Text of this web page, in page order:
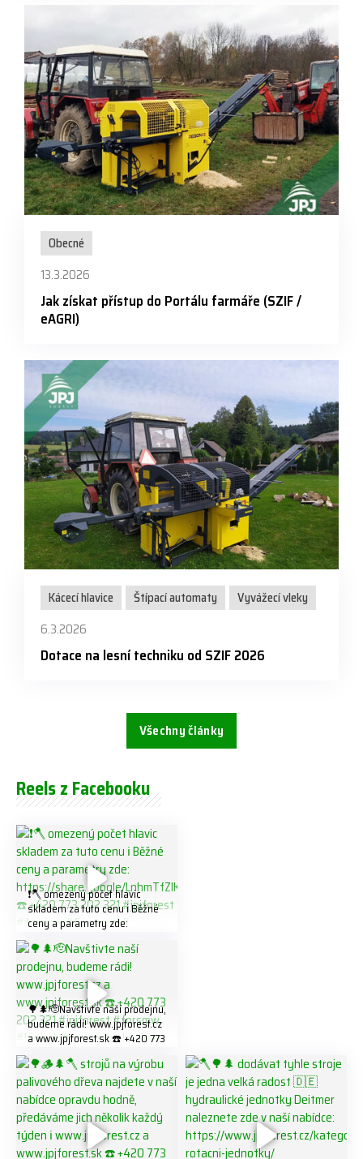
Obecné
13.3.2026
Jak získat přístup do Portálu farmáře (SZIF /
eAGRI)
Kácecí hlavice Štípací automaty
Vyvážecí vleky
6.3.2026
Dotace na lesní techniku od SZIF 2026
Všechny články
Reels z Facebooku
❗️🪓 omezený počet hlavic
skladem za tuto cenu ℹ️ Běžné
ceny a parametry zde:
https://share.google/LnhmTfZl
K8W5t7i6o ☎️ +420 773 202
321 #jpjforest #forsmw
#firewood #
🌳🌲🫡Navštivte naší prodejnu,
budeme rádi! www.jpjforest.cz
a www.jpjforest.sk ☎️ +420 773
202 321 #jpjforest #forsmw
#biojack #regon #vahvajussi